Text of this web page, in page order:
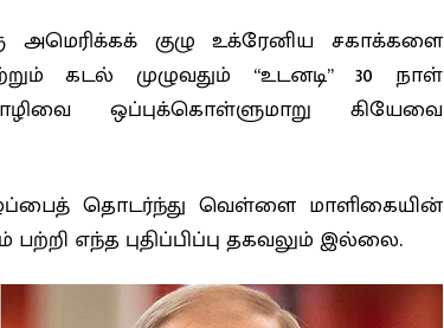
குழு உக்ரேனிய சகாக்களை
கடல் முழுவதும் “உடனடி” 30 நாள்
ஒப்புக்கொள்ளுமாறு கியேவை
தொடர்ந்து வெள்ளை மாளிகையின்
எந்த புதிப்பிப்பு தகவலும் இல்லை.